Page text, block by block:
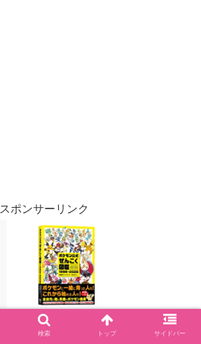
スポンサーリンク
検索 トップ サイドバー